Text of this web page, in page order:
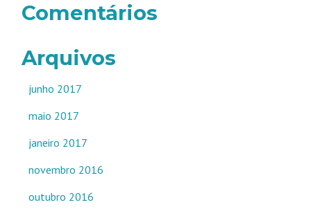
Comentários
Arquivos
junho 2017
maio 2017
janeiro 2017
novembro 2016
outubro 2016